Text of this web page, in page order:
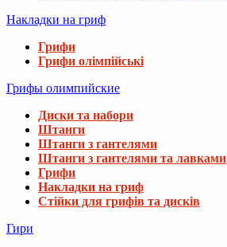
Накладки на гриф
Грифи
Грифи олімпійські
Грифы олимпийские
Диски та набори
Штанги
Штанги з гантелями
Штанги з гантелями та лавками
Грифи
Накладки на гриф
Стійки для грифів та дисків
Гири